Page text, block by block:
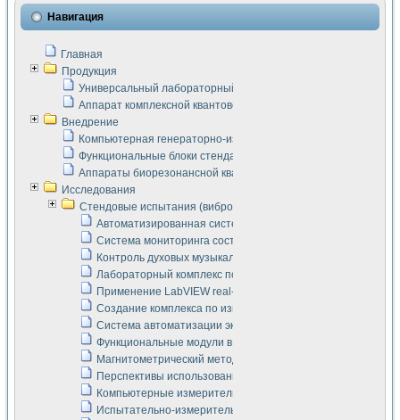
Навигация
Главная
Продукция
Универсальный лабораторный стенд "Сигнал-USB"
Аппарат комплексной квантовой терапии Интроскан
Внедрение
Компьютерная генераторно-измерительная система
Функциональные блоки стенда "Сигнал-USB"
Аппараты биорезонансной квантовой терапии серии СКАН
Исследования
Стендовые испытания (виброакустика, тензометрия и т.п.)
Автоматизированная система измерения параметров
Система мониторинга состояния тяговых
Контроль духовых музыкальных инструментов
Лабораторный комплекс по исследованию элементной
Применение LabVIEW real-time module для
Создание комплекса по измерению скорости подвижного
Система автоматизации экспериментальных
Функциональные модули в стандарте Nl SCXI для
Магнитометрический метод в дефектоскопии сварных
Перспективы использования машинного зрения в
Компьютерные измерительные системы для
Испытательно-измерительный комплекс аппаратуры для